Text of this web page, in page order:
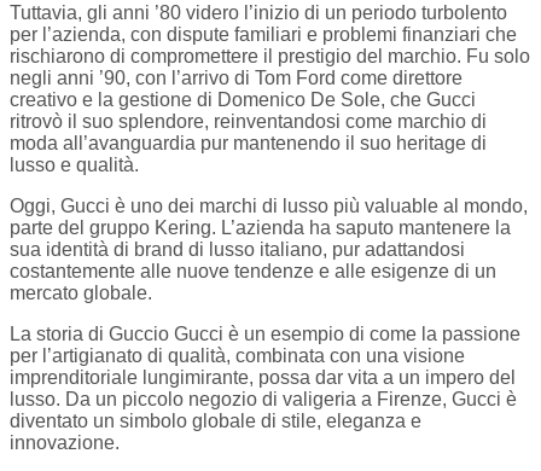
Tuttavia, gli anni ’80 videro l’inizio di un periodo turbolento
per l’azienda, con dispute familiari e problemi finanziari che
rischiarono di compromettere il prestigio del marchio. Fu solo
negli anni ’90, con l’arrivo di Tom Ford come direttore
creativo e la gestione di Domenico De Sole, che Gucci
ritrovò il suo splendore, reinventandosi come marchio di
moda all’avanguardia pur mantenendo il suo heritage di
lusso e qualità.
Oggi, Gucci è uno dei marchi di lusso più valuable al mondo,
parte del gruppo Kering. L’azienda ha saputo mantenere la
sua identità di brand di lusso italiano, pur adattandosi
costantemente alle nuove tendenze e alle esigenze di un
mercato globale.
La storia di Guccio Gucci è un esempio di come la passione
per l’artigianato di qualità, combinata con una visione
imprenditoriale lungimirante, possa dar vita a un impero del
lusso. Da un piccolo negozio di valigeria a Firenze, Gucci è
diventato un simbolo globale di stile, eleganza e
innovazione.